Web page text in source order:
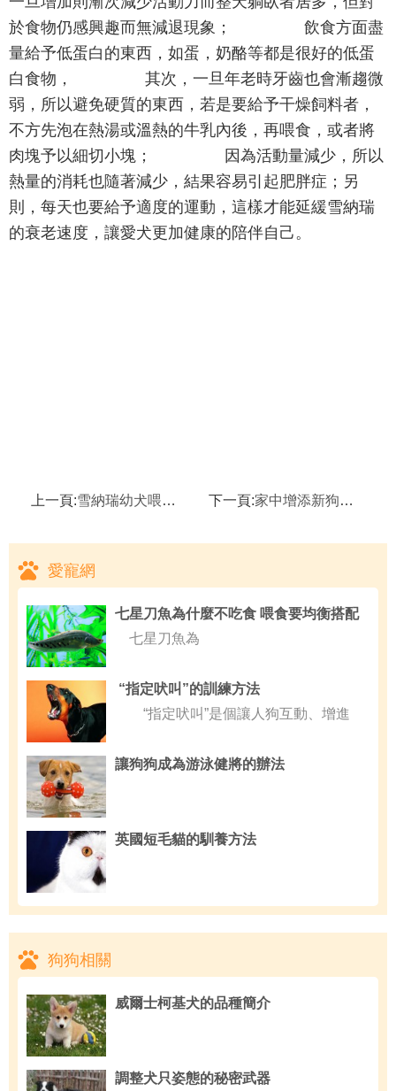
於食物仍感興趣而無減退現象； 飲食方面盡
量給予低蛋白的東西，如蛋，奶酪等都是很好的低蛋
白食物， 其次，一旦年老時牙齒也會漸趨微
弱，所以避免硬質的東西，若是要給予干燥飼料者，
不方先泡在熱湯或溫熱的牛乳內後，再喂食，或者將
肉塊予以細切小塊； 因為活動量減少，所以
熱量的消耗也隨著減少，結果容易引起肥胖症；另
則，每天也要給予適度的運動，這樣才能延緩雪納瑞
的衰老速度，讓愛犬更加健康的陪伴自己。
上一頁:雪納瑞幼犬喂養知識！ 下一頁:家中增添新狗狗准備工作！
愛寵網
七星刀魚為什麼不吃食 喂食要均衡搭配
七星刀魚為
“指定吠叫”的訓練方法
“指定吠叫”是個讓人狗互動、增進
讓狗狗成為游泳健將的辦法
英國短毛貓的馴養方法
狗狗相關
威爾士柯基犬的品種簡介
調整犬只姿態的秘密武器